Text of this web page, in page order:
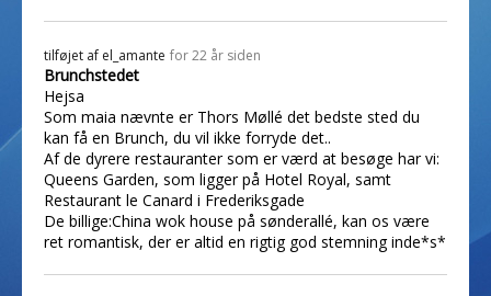
tilføjet af el_amante for 22 år siden
Brunchstedet
Hejsa
Som maia nævnte er Thors Møllé det bedste sted du
kan få en Brunch, du vil ikke forryde det..
Af de dyrere restauranter som er værd at besøge har vi:
Queens Garden, som ligger på Hotel Royal, samt
Restaurant le Canard i Frederiksgade
De billige:China wok house på sønderallé, kan os være
ret romantisk, der er altid en rigtig god stemning inde*s*